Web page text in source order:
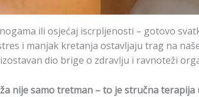
ili osjećaj iscrpljenosti – gotovo
i manjak kretanja ostavljaju trag na
dio brige o zdravlju i ravnoteži
nije samo tretman – to je stručna terapija